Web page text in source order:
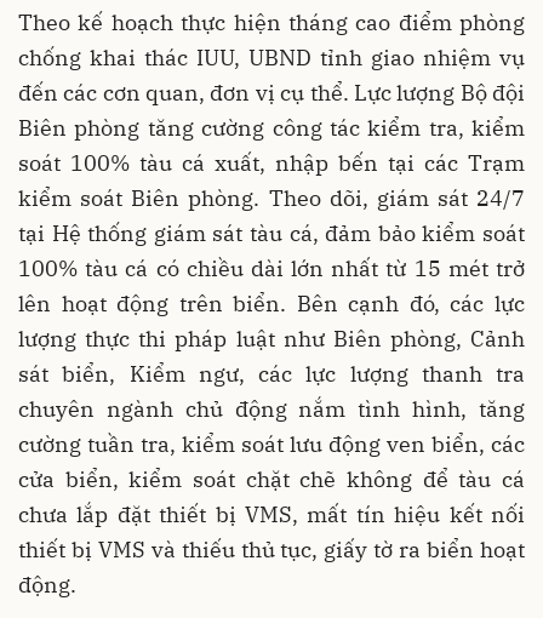
Theo kế hoạch thực hiện tháng cao điểm phòng
chống khai thác IUU, UBND tỉnh giao nhiệm vụ
đến các cơn quan, đơn vị cụ thể. Lực lượng Bộ đội
Biên phòng tăng cường công tác kiểm tra, kiểm
soát 100% tàu cá xuất, nhập bến tại các Trạm
kiểm soát Biên phòng. Theo dõi, giám sát 24/7
tại Hệ thống giám sát tàu cá, đảm bảo kiểm soát
100% tàu cá có chiều dài lớn nhất từ 15 mét trở
lên hoạt động trên biển. Bên cạnh đó, các lực
lượng thực thi pháp luật như Biên phòng, Cảnh
sát biển, Kiểm ngư, các lực lượng thanh tra
chuyên ngành chủ động nắm tình hình, tăng
cường tuần tra, kiểm soát lưu động ven biển, các
cửa biển, kiểm soát chặt chẽ không để tàu cá
chưa lắp đặt thiết bị VMS, mất tín hiệu kết nối
thiết bị VMS và thiếu thủ tục, giấy tờ ra biển hoạt
động.